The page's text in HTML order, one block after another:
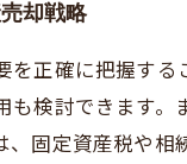
却戦略
正確に把握す
検討できます
固定資産税や